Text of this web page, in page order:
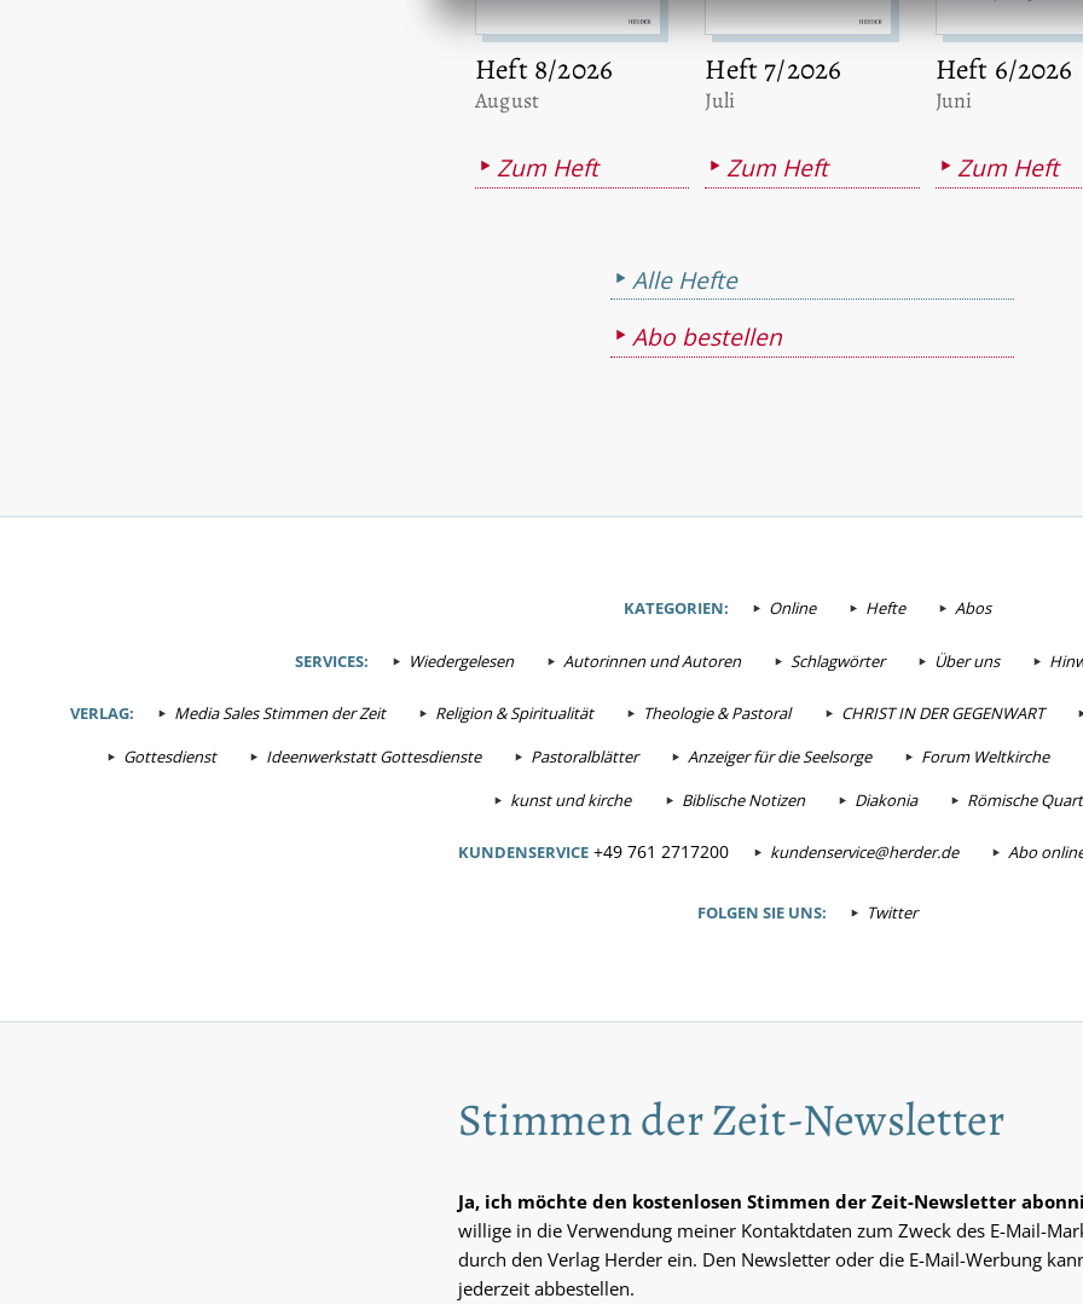
Heft 8/2026
:
August
Zum Heft
Heft 7/2026
:
Juli
Zum Heft
Heft 6/2026
:
Juni
Zum Heft
Alle Hefte
Abo bestellen
KATEGORIEN: Online Hefte Abos
SERVICES: Wiedergelesen Autorinnen und Autoren Schlagwörter Über uns
VERLAG: Media Sales Stimmen der Zeit Religion & Spiritualität Theologie & Pastoral
CHRIST IN DER GEGENWART
Gottesdienst
Ideenwerkstatt Gottesdienste Pastoralblätter Anzeiger für die Seelsorge
Forum Weltkirche
kunst und kirche
Biblische Notizen Diakonia Römische
KUNDENSERVICE +49 761 2717200 kundenservice@herder.de Abo
FOLGEN SIE UNS: Twitter
Stimmen der Zeit-Newsletter
Ja, ich möchte den kostenlosen Stimmen der Zeit-Newsletter
willige in die Verwendung meiner Kontaktdaten zum Zweck des E-Mail-
durch den Verlag Herder ein. Den Newsletter oder die E-Mail-Werbung
jederzeit abbestellen.